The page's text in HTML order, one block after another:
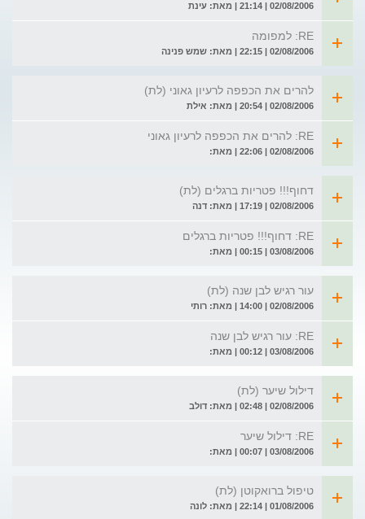
02/08/2006 | 21:14 | מאת: עינת
RE: למפומה
02/08/2006 | 22:15 | מאת: שמש פנינה
להרים את הכפפה לרעיון גאוני (לת)
02/08/2006 | 20:54 | מאת: אילת
RE: להרים את הכפפה לרעיון גאוני
02/08/2006 | 22:06 | מאת:
דחוף!!! פטריות ברגלים (לת)
02/08/2006 | 17:19 | מאת: דנה
RE: דחוף!!! פטריות ברגלים
03/08/2006 | 00:15 | מאת:
עור רגיש לבן שנה (לת)
02/08/2006 | 14:00 | מאת: רותי
RE: עור רגיש לבן שנה
03/08/2006 | 00:12 | מאת:
דילול שיער (לת)
02/08/2006 | 02:48 | מאת: דולב
RE: דילול שיער
03/08/2006 | 00:07 | מאת:
טיפול ברואקוטן (לת)
01/08/2006 | 22:14 | מאת: לונה